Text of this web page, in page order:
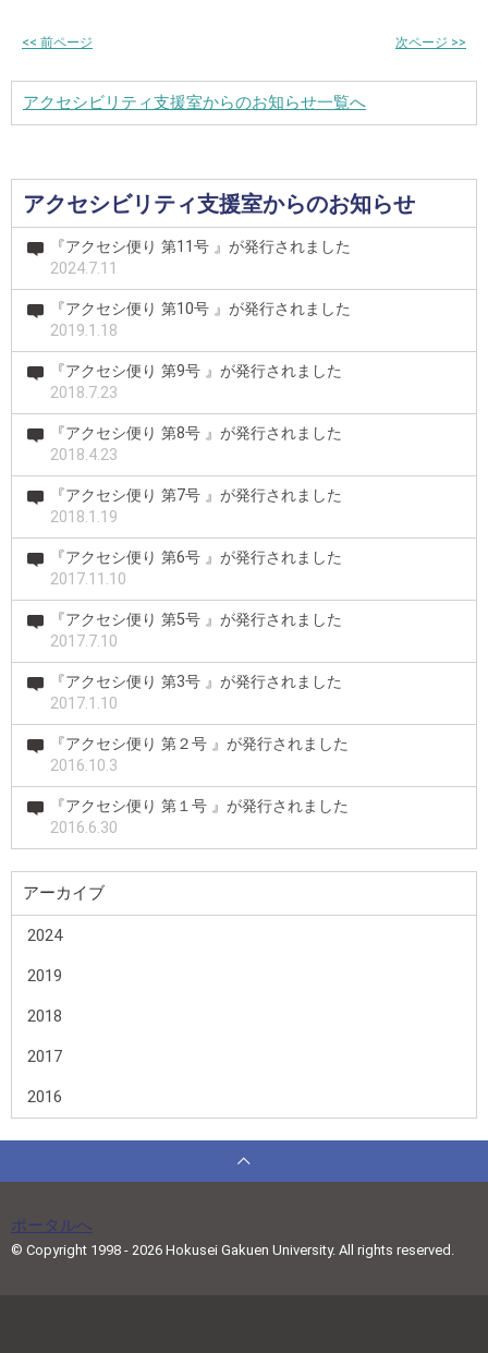
<< 前ページ 次ページ >>
アクセシビリティ支援室からのお知らせ一覧へ
アクセシビリティ支援室からのお知らせ
『アクセシ便り 第11号 』が発行されました
2024.7.11
『アクセシ便り 第10号 』が発行されました
2019.1.18
『アクセシ便り 第9号 』が発行されました
2018.7.23
『アクセシ便り 第8号 』が発行されました
2018.4.23
『アクセシ便り 第7号 』が発行されました
2018.1.19
『アクセシ便り 第6号 』が発行されました
2017.11.10
『アクセシ便り 第5号 』が発行されました
2017.7.10
『アクセシ便り 第3号 』が発行されました
2017.1.10
『アクセシ便り 第２号 』が発行されました
2016.10.3
『アクセシ便り 第１号 』が発行されました
2016.6.30
アーカイブ
2024
2019
2018
2017
2016
ポータルへ
© Copyright 1998 - 2026 Hokusei Gakuen University. All rights reserved.